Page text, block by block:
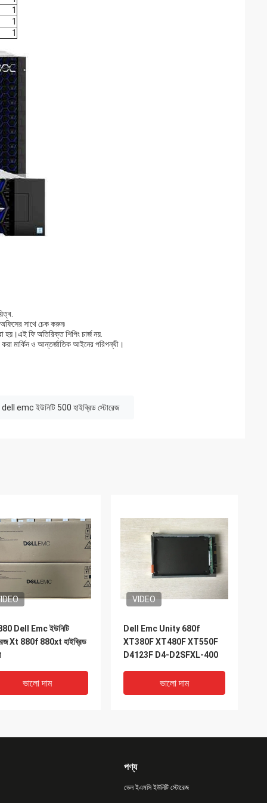
1
1
1
সাথে চেক করুন৷
হয়।এই ফি অতিরিক্ত শিপিং চার্জ নয়.
মার্কিন ও আন্তর্জাতিক আইনের পরিপন্থী।
dell emc ইউনিটি 500 হাইব্রিড স্টোরেজ
Dell Emc ইউনিটি
Xt 880f 880xt হাইব্রিড
ভালো দাম
VIDEO
Dell Emc Unity 680f
XT380F XT480F XT550F
D4123F D4-D2SFXL-400
ভালো দাম
পণ্য
ডেল ইএমসি ইউনিটি স্টোরেজ